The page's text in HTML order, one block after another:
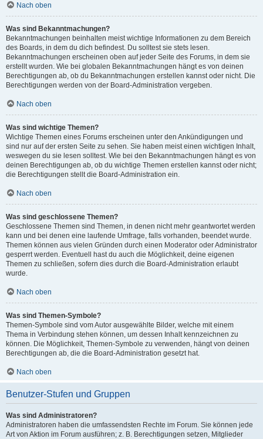
Nach oben
Was sind Bekanntmachungen?
Bekanntmachungen beinhalten meist wichtige Informationen zu dem Bereich
des Boards, in dem du dich befindest. Du solltest sie stets lesen.
Bekanntmachungen erscheinen oben auf jeder Seite des Forums, in dem sie
erstellt wurden. Wie bei globalen Bekanntmachungen hängt es von deinen
Berechtigungen ab, ob du Bekanntmachungen erstellen kannst oder nicht. Die
Berechtigungen werden von der Board-Administration vergeben.
Nach oben
Was sind wichtige Themen?
Wichtige Themen eines Forums erscheinen unter den Ankündigungen und
sind nur auf der ersten Seite zu sehen. Sie haben meist einen wichtigen Inhalt,
weswegen du sie lesen solltest. Wie bei den Bekanntmachungen hängt es von
deinen Berechtigungen ab, ob du wichtige Themen erstellen kannst oder nicht;
die Berechtigungen stellt die Board-Administration ein.
Nach oben
Was sind geschlossene Themen?
Geschlossene Themen sind Themen, in denen nicht mehr geantwortet werden
kann und bei denen eine laufende Umfrage, falls vorhanden, beendet wurde.
Themen können aus vielen Gründen durch einen Moderator oder Administrator
gesperrt werden. Eventuell hast du auch die Möglichkeit, deine eigenen
Themen zu schließen, sofern dies durch die Board-Administration erlaubt
wurde.
Nach oben
Was sind Themen-Symbole?
Themen-Symbole sind vom Autor ausgewählte Bilder, welche mit einem
Thema in Verbindung stehen können, um dessen Inhalt kennzeichnen zu
können. Die Möglichkeit, Themen-Symbole zu verwenden, hängt von deinen
Berechtigungen ab, die die Board-Administration gesetzt hat.
Nach oben
Benutzer-Stufen und Gruppen
Was sind Administratoren?
Administratoren haben die umfassendsten Rechte im Forum. Sie können jede
Art von Aktion im Forum ausführen; z. B. Berechtigungen setzen, Mitglieder